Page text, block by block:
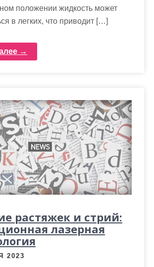
положении жидкость может
в легких, что приводит […]
→
растяжек и стрий:
лазерная
2023